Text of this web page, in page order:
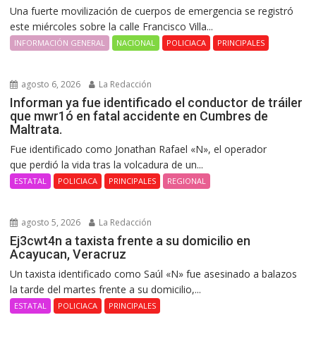
Una fuerte movilización de cuerpos de emergencia se registró
este miércoles sobre la calle Francisco Villa...
INFORMACIÓN GENERAL NACIONAL POLICIACA PRINCIPALES
agosto 6, 2026 La Redacción
Informan ya fue identificado el conductor de tráiler
que mwr1ó en fatal accidente en Cumbres de
Maltrata.
Fue identificado como Jonathan Rafael «N», el operador
que perdió la vida tras la volcadura de un...
ESTATAL POLICIACA PRINCIPALES REGIONAL
agosto 5, 2026 La Redacción
Ej3cwt4n a taxista frente a su domicilio en
Acayucan, Veracruz
Un taxista identificado como Saúl «N» fue asesinado a balazos
la tarde del martes frente a su domicilio,...
ESTATAL POLICIACA PRINCIPALES